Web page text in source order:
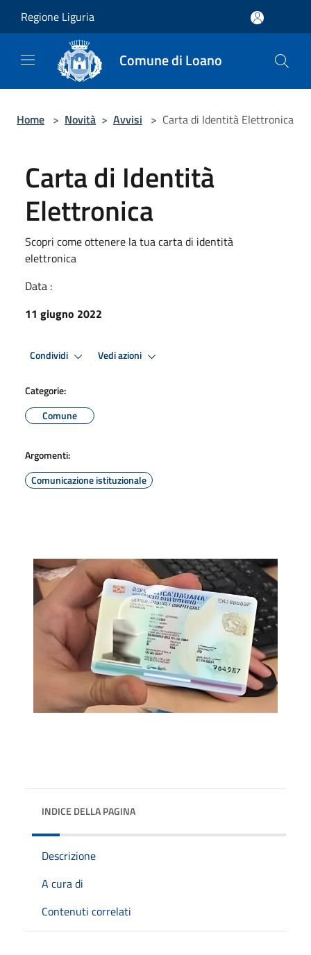
Regione Liguria
Comune di Loano
Home > Novità > Avvisi > Carta di Identità Elettronica
Carta di Identità
Elettronica
Scopri come ottenere la tua carta di identità
elettronica
Data :
11 giugno 2022
Condividi Vedi azioni
Categorie:
Comune
Argomenti:
Comunicazione istituzionale
INDICE DELLA PAGINA
Descrizione
A cura di
Contenuti correlati